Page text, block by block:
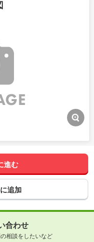
進む
合わせ
相談をしたいなど